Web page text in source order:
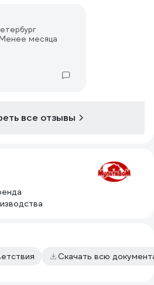
месяца
все отзывы
Скачать всю